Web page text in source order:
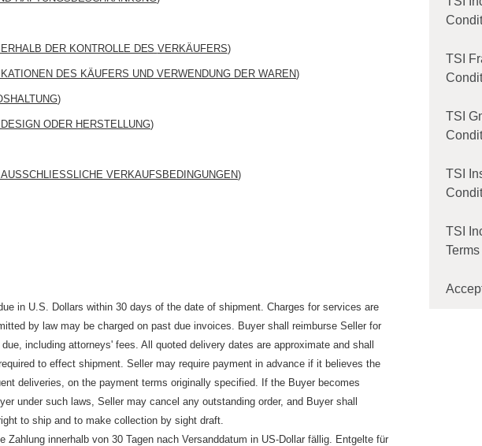
DER KONTROLLE DES VERKÄUFERS)
DES KÄUFERS UND VERWENDUNG DER WAREN)
)
ODER HERSTELLUNG)
VERKAUFSBEDINGUNGEN)
in U.S. Dollars within 30 days of the date of shipment. Charges for services are
by law may be charged on past due invoices. Buyer shall reimburse Seller for
including attorneys' fees. All quoted delivery dates are approximate and shall
to effect shipment. Seller may require payment in advance if it believes the
deliveries, on the payment terms originally specified. If the Buyer becomes
under such laws, Seller may cancel any outstanding order, and Buyer shall
to ship and to make collection by sight draft.
Zahlung innerhalb von 30 Tagen nach Versanddatum in US-Dollar fällig. Entgelte für
TSI
TSI
TSI
TSI